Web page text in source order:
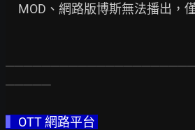
MOD、網路版博斯無法播出，
─────
OTT 網路平台